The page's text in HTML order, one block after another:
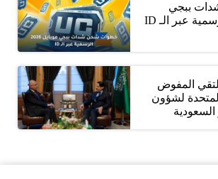
ببجي
المفوض
لشؤون
السعودية